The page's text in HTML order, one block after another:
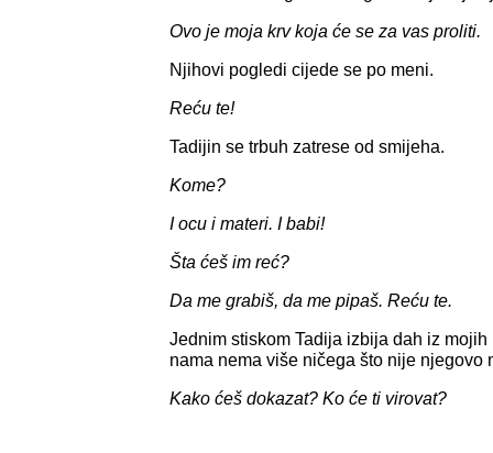
Ovo je moja krv koja će se za vas proliti.
Njihovi pogledi cijede se po meni.
Reću te!
Tadijin se trbuh zatrese od smijeha.
Kome?
I ocu i materi. I babi!
Šta ćeš im reć?
Da me grabiš, da me pipaš. Reću te.
Jednim stiskom Tadija izbija dah iz
nama nema više ničega što nije njegovo
Kako ćeš dokazat? Ko će ti virovat?